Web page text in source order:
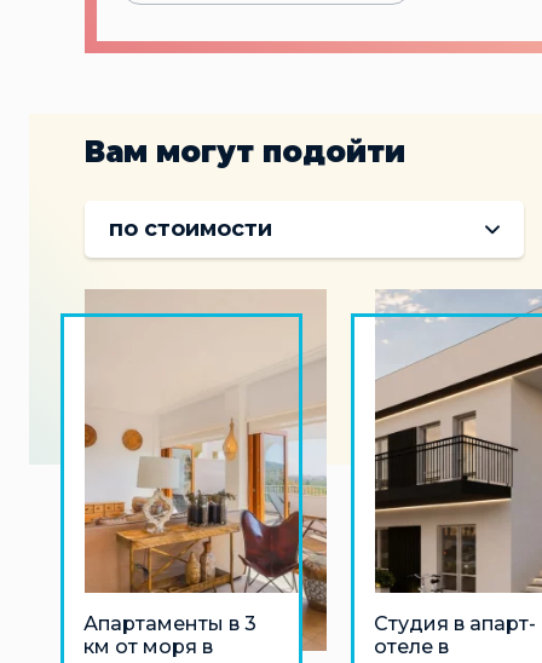
Вам могут подойти
по стоимости
Апартаменты в 3
км от моря в
Студия в апарт-
отеле в